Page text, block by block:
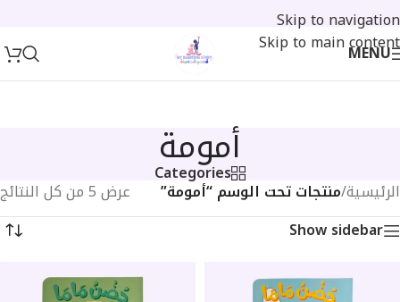
Skip to navigation
Skip to main content
MENU
أمومة
Categories
الرئيسية/منتجات تحت الوسم “أمومة”
عرض ⁦5⁩ من كل النتائج
Show sidebar